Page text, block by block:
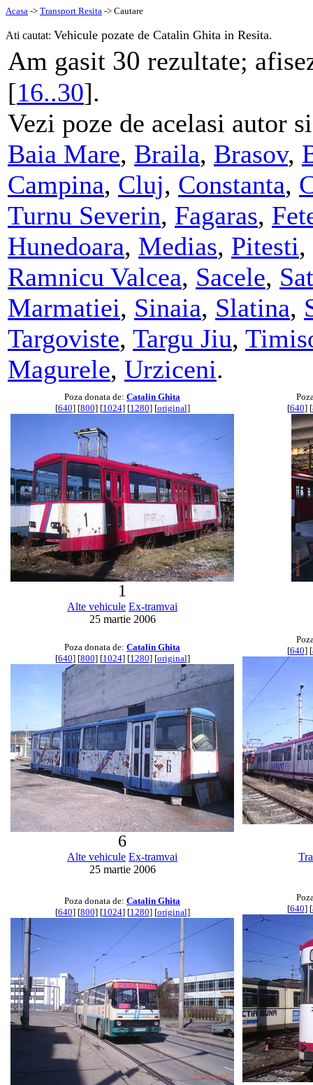
Acasa -> Transport Resita -> Cautare
Ati cautat: Vehicule pozate de Catalin Ghita in Resita.
Am gasit 30 rezultate;
[16..30].
Vezi poze de acelasi autor
Baia Mare, Braila, Brasov,
Campina, Cluj, Constanta,
Turnu Severin, Fagaras,
Hunedoara, Medias, Pitesti,
Ramnicu Valcea, Sacele,
Marmatiei, Sinaia, Slatina,
Targoviste, Targu Jiu,
Magurele, Urziceni.
Poza donata de: Catalin Ghita
[640] [800] [1024] [1280] [original]
1
Alte vehicule Ex-tramvai
25 martie 2006
[640] [
Poza donata de: Catalin Ghita
[640] [800] [1024] [1280] [original]
6
Alte vehicule Ex-tramvai
25 martie 2006
[640] [
Poza donata de: Catalin Ghita
[640] [800] [1024] [1280] [original]
[640] [